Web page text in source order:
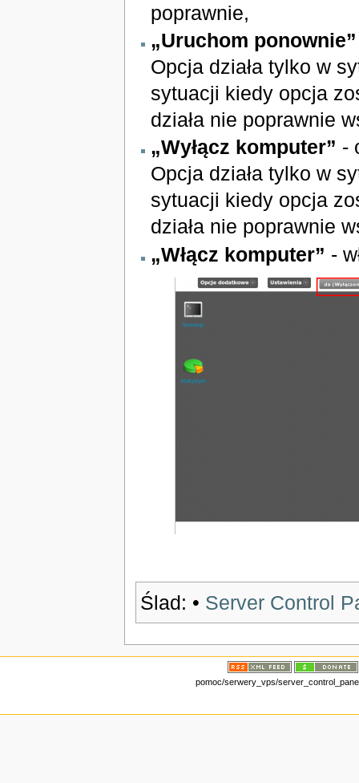
poprawnie,
„Uruchom ponownie”
Opcja działa tylko w
sytuacji kiedy opcja
działa nie poprawnie
„Wyłącz komputer” -
Opcja działa tylko w
sytuacji kiedy opcja
działa nie poprawnie
„Włącz komputer” -
Ślad: • Server Control
pomoc/serwery_vps/